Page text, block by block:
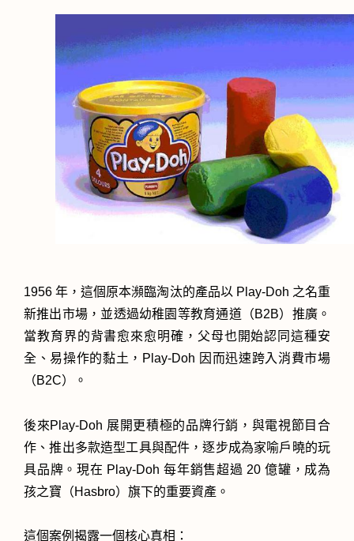
1956 年，這個原本瀕臨淘汰的產品以 Play-Doh 之名重
新推出市場，並透過幼稚園等教育通道（B2B）推廣。
當教育界的背書愈來愈明確，父母也開始認同這種安
全、易操作的黏土，Play-Doh 因而迅速跨入消費市場
（B2C）。
後來Play-Doh 展開更積極的品牌行銷，與電視節目合
作、推出多款造型工具與配件，逐步成為家喻戶曉的玩
具品牌。現在 Play-Doh 每年銷售超過 20 億罐，成為
孩之寶（Hasbro）旗下的重要資產。
這個案例揭露一個核心真相：